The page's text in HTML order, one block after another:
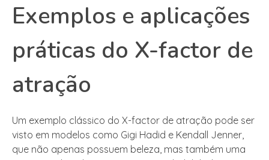
Exemplos e aplicações
práticas do X-factor de
atração
Um exemplo clássico do X-factor de atração pode ser
visto em modelos como Gigi Hadid e Kendall Jenner,
que não apenas possuem beleza, mas também uma